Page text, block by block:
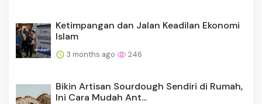
Ketimpangan dan Jalan Keadilan Ekonomi
Islam
3 months ago 246
Bikin Artisan Sourdough Sendiri di Rumah,
Ini Cara Mudah Ant...